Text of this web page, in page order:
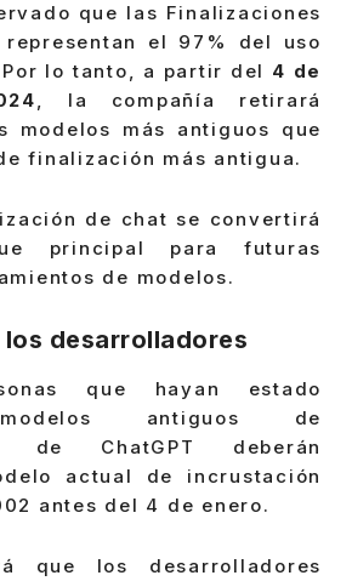
que las Finalizaciones
el 97% del uso
Por lo tanto, a partir del 4 de
, la compañía retirará
modelos más antiguos que
finalización más antigua.
de chat se convertirá
principal para futuras
de modelos.
los desarrolladores
que hayan estado
antiguos de
de ChatGPT deberán
actual de incrustación
antes del 4 de enero.
que los desarrolladores